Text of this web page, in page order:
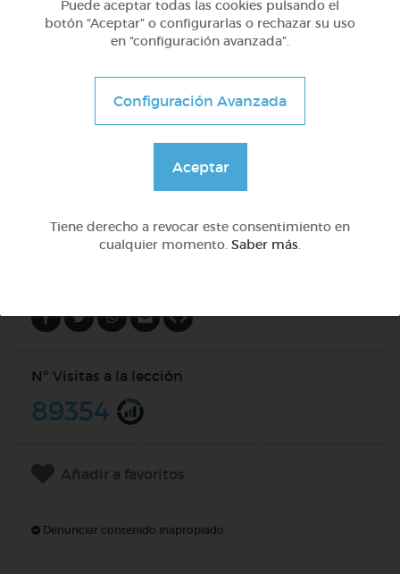
Otros
Sílabas trabadas
DOCS (2)
Nº Visitas a la lección
89354
Añadir a favoritos
Denunciar contenido inapropiado
Puede aceptar todas las cookies pulsando el
botón “Aceptar” o configurarlas o rechazar su uso
en “configuración avanzada”.
Configuración Avanzada
Aceptar
Tiene derecho a revocar este consentimiento en
cualquier momento. Saber más.